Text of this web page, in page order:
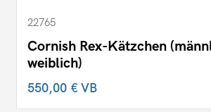
22765
Cornish Rex-Kätzchen
weiblich)
550,00 €VB